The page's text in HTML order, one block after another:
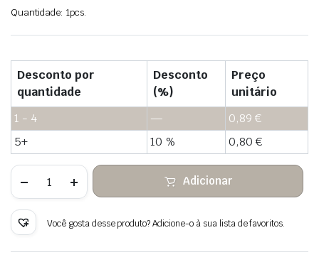
Quantidade: 1pcs.
Desconto por
quantidade
Desconto
(%)
Preço
unitário
1 - 4
— 0,89 €
5+
10 % 0,80 €
Quantidade
Coração
de
magnetita
Adicionar
Você gosta desse produto? Adicione-o à sua lista de favoritos.